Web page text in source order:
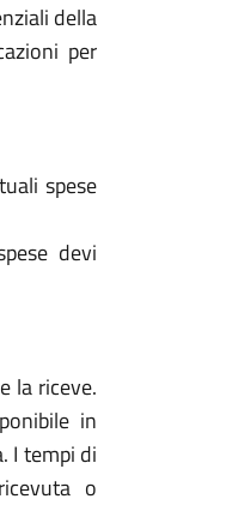
della
per
spese
devi
la riceve.
in
I tempi di
o